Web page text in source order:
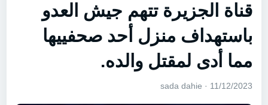
قناة الجزيرة تتهم جيش العدو
باستهداف منزل أحد صحفييها
مما أدى لمقتل والده.
11/12/2023 · sada dahie